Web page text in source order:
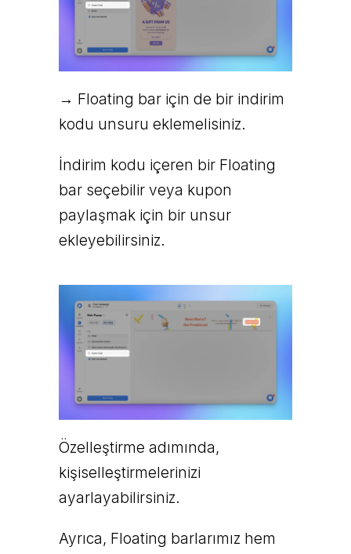
→ Floating bar için de bir indirim
kodu unsuru eklemelisiniz.
İndirim kodu içeren bir Floating
bar seçebilir veya kupon
paylaşmak için bir unsur
ekleyebilirsiniz.
Özelleştirme adımında,
kişiselleştirmelerinizi
ayarlayabilirsiniz.
Ayrıca, Floating barlarımız hem